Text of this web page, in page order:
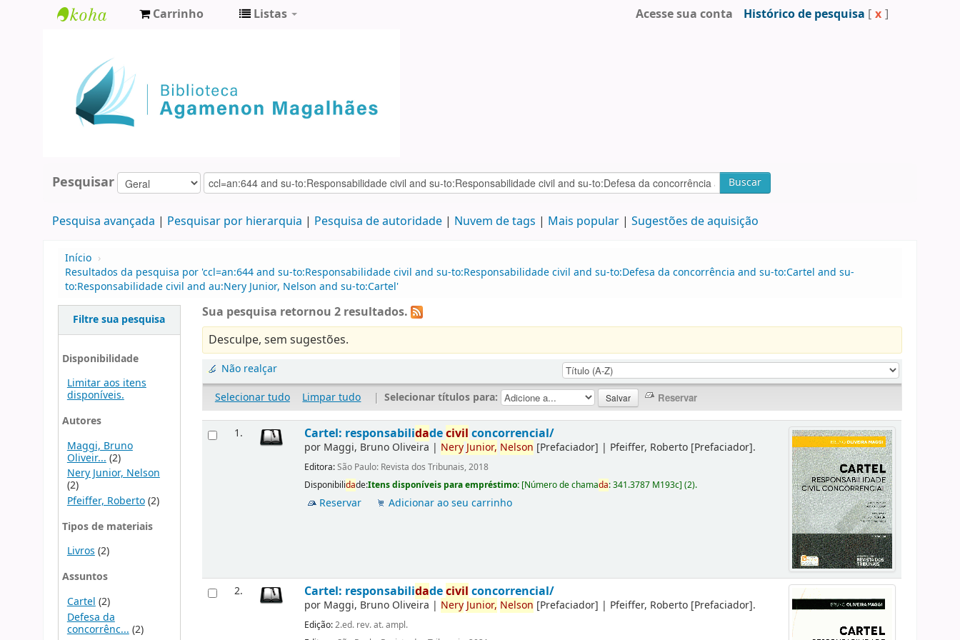
Agamenon
Magalhães
Carrinho Listas Acesse sua conta Histórico de pesquisa [ x ]
Pesquisar Buscar
Pesquisa avançada Pesquisar por hierarquia Pesquisa de autoridade Nuvem de tags Mais popular Sugestões de aquisição
Início ›
Resultados da pesquisa por 'ccl=an:644 and su-to:Responsabilidade civil and su-to:Responsabilidade civil and su-to:Defesa da concorrência and su-to:Cartel and su-
to:Responsabilidade civil and au:Nery Junior, Nelson and su-to:Cartel'
Filtre sua pesquisa
Disponibilidade
Limitar aos itens
disponíveis.
Autores
Maggi, Bruno
Oliveir... (2)
Nery Junior, Nelson
(2)
Pfeiffer, Roberto(2)
Tipos de materiais
Livros(2)
Assuntos
Cartel (2)
Defesa da
concorrênc... (2)
Sua pesquisa retornou 2 resultados.
Desculpe, sem sugestões.
Não realçar
Selecionar tudo
Limpar tudo | Selecionar títulos para:
1. Cartel: responsabilidadecivil concorrencial/
por Maggi, Bruno Oliveira | NeryJunior, Nelson [Prefaciador] | Pfeiffer, Roberto [Prefaciador].
Editora:São Paulo: Revista dos Tribunais, 2018
Disponibilidade:Itens disponíveis para empréstimo: [Número de chamada:341.3787 M193c](2).
Reservar Adicionar ao seu carrinho
2. Cartel: responsabilidadecivil concorrencial/
por Maggi, Bruno Oliveira | NeryJunior, Nelson [Prefaciador] | Pfeiffer, Roberto [Prefaciador].
Edição:2.ed. rev. at. ampl.